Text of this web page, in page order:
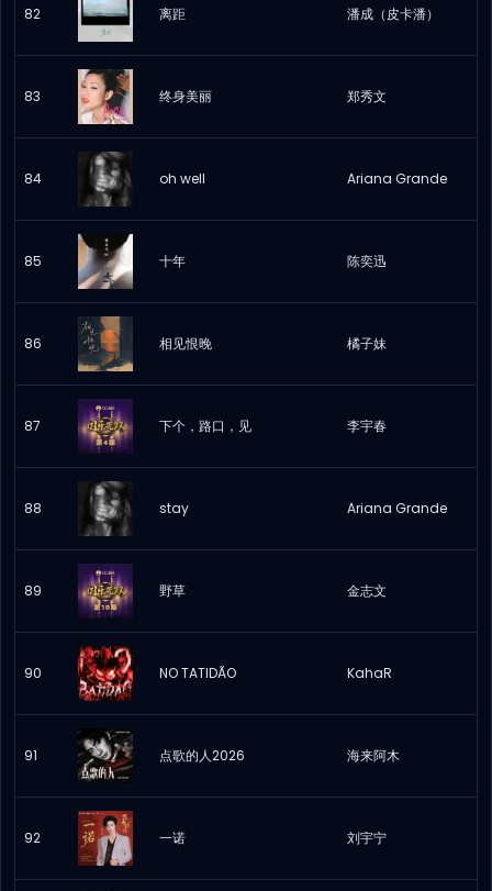
82 离距 潘成（皮卡潘）
83 终身美丽 郑秀文
84 oh well Ariana Grande
85 十年 陈奕迅
86 相见恨晚 橘子妹
87 下个，路口，见 李宇春
88 stay Ariana Grande
89 野草 金志文
90 NO TATIDÃO KahaR
91 点歌的人2026 海来阿木
92 一诺 刘宇宁